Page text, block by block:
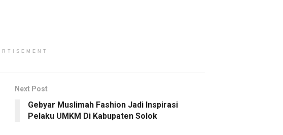
Next Post
Gebyar Muslimah Fashion Jadi Inspirasi
Pelaku UMKM Di Kabupaten Solok